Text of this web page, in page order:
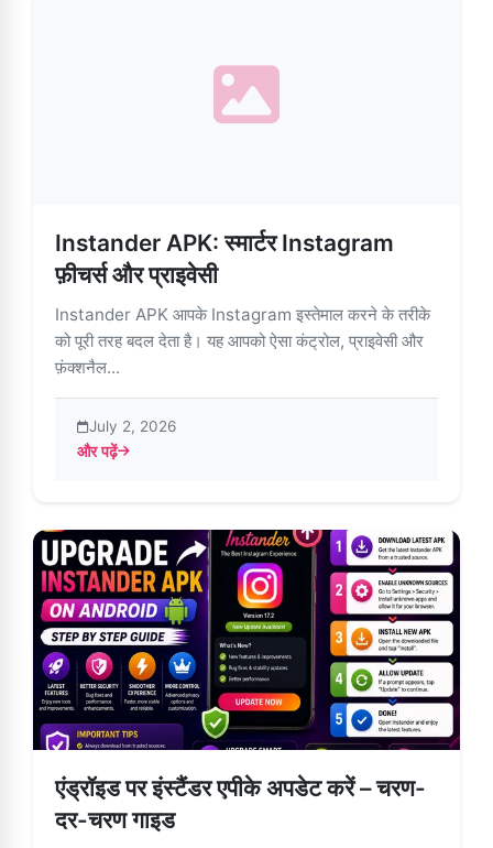
Instander APK: स्मार्टर Instagram
फ़ीचर्स और प्राइवेसी
Instander APK आपके Instagram इस्तेमाल करने के तरीके
को पूरी तरह बदल देता है। यह आपको ऐसा कंट्रोल, प्राइवेसी और
फ़ंक्शनैल...
July 2, 2026
और पढ़ें
about Instander APK: स्मार्टर Instagram फ़ीचर्स और प्राइवेसी
एंड्रॉइड पर इंस्टैंडर एपीके अपडेट करें – चरण-
दर-चरण गाइड